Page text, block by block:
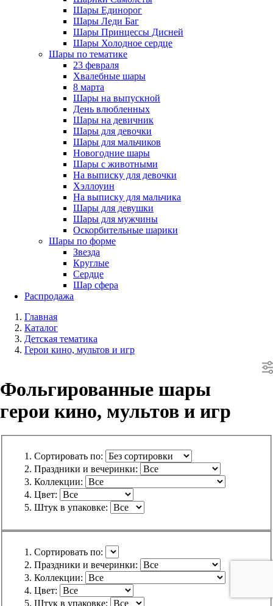
Шары Единорог
Шары Леди Баг
Шары Принцессы Дисней
Шары Холодное сердце
Шары по тематике
23 февраля
Хвалебные шары
8 марта
Шары на выпускной
День влюбленных
Шары на девичник
Шары для девочки
Шары для мальчиков
Новогодние шары
Шары с животными
На выписку для девочки
Хэллоуин
На выписку для мальчика
Шары для девушки
Шары для мужчины
Оскорбительные шарики
Шары по форме
Звезда
Круглые
Сердце
Шар сфера
Распродажа
Главная
Каталог
Детская тематика
Герои кино, мультов и игр
Фольгированные шары
герои кино, мультов и игр
Сортировать по:
Праздники и вечеринки:
Коллекции:
Цвет:
Штук в упаковке:
Сортировать по:
Праздники и вечеринки:
Коллекции:
Цвет:
Штук в упаковке: